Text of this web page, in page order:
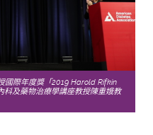
國際年度獎「2019 Harold Rifkin
科及藥物治療學講座教授陳重娥教